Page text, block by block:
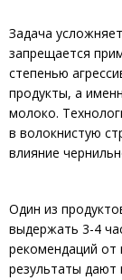
Задача
запрещается
степенью
продукты, а
молоко.
в волокнистую
влияние
Один из
выдержать 3-4
рекомендаций
результаты дают